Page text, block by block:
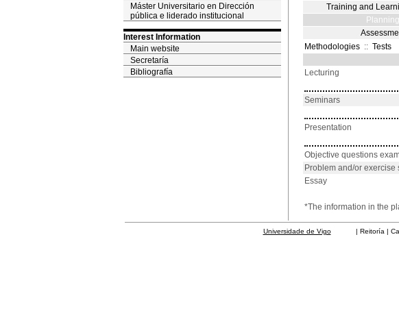
Máster Universitario en Dirección
pública e liderado institucional
Interest Information
Main website
Secretaría
Bibliografía
Training and
Planning
Methodologies:: Tests
Lecturing
Seminars
Presentation
Objective questions
Problem and/or exercise
Essay
*The information in the
Universidade de Vigo| Reitoría |